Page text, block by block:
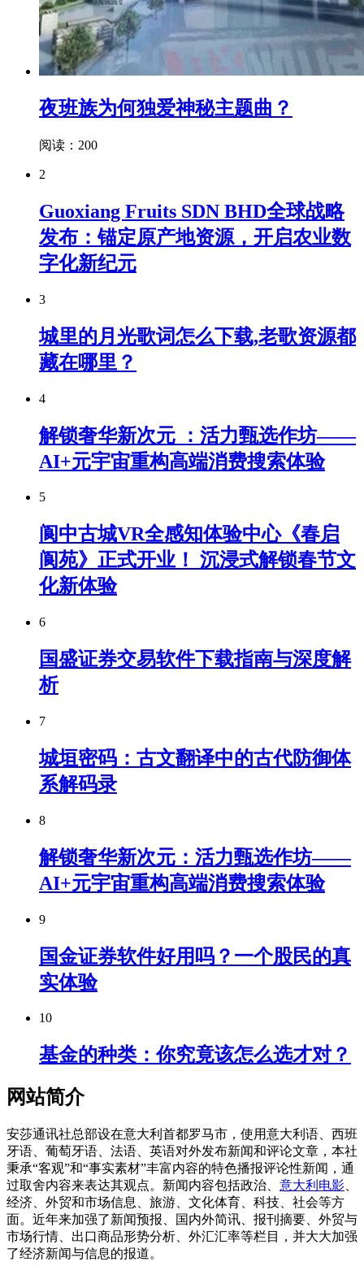
夜班族为何独爱神秘主题曲？
阅读：200
2
Guoxiang Fruits SDN BHD全球战略
发布：锚定原产地资源，开启农业数
字化新纪元
3
城里的月光歌词怎么下载,老歌资源都
藏在哪里？
4
解锁奢华新次元 ：活力甄选作坊——
AI+元宇宙重构高端消费搜索体验
5
阆中古城VR全感知体验中心《春启
阆苑》正式开业！ 沉浸式解锁春节文
化新体验
6
国盛证券交易软件下载指南与深度解
析
7
城垣密码：古文翻译中的古代防御体
系解码录
8
解锁奢华新次元：活力甄选作坊——
AI+元宇宙重构高端消费搜索体验
9
国金证券软件好用吗？一个股民的真
实体验
10
基金的种类：你究竟该怎么选才对？
网站简介
安莎通讯社总部设在意大利首都罗马市，使用意大利语、西班
牙语、葡萄牙语、法语、英语对外发布新闻和评论文章，本社
秉承“客观”和“事实素材”丰富内容的特色播报评论性新闻，通
过取舍内容来表达其观点。新闻内容包括政治、 意大利电影
经济、外贸和市场信息、旅游、文化体育、科技、社会等方
面。近年来加强了新闻预报、国内外简讯、报刊摘要、外贸与
市场行情、出口商品形势分析、外汇汇率等栏目，并大大加强
了经济新闻与信息的报道。